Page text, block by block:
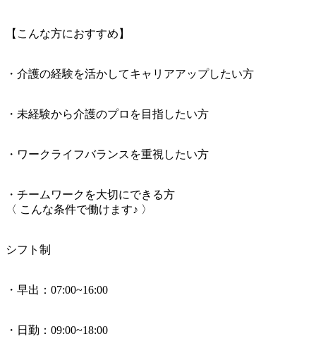
【こんな方におすすめ】
・介護の経験を活かしてキャリアアップしたい方
・未経験から介護のプロを目指したい方
・ワークライフバランスを重視したい方
・チームワークを大切にできる方
〈 こんな条件で働けます♪ 〉
シフト制
・早出：07:00~16:00
・日勤：09:00~18:00